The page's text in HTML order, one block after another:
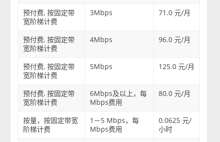
预付费, 按固定带
宽阶梯计费
3Mbps 71.0 元/月
预付费, 按固定带
宽阶梯计费
4Mbps 96.0 元/月
预付费, 按固定带
宽阶梯计费
5Mbps 125.0 元/月
预付费, 按固定带
宽阶梯计费
6Mbps及以上，每
Mbps费用
80.0 元/月
按量，按固定带宽
阶梯计费
1－5 Mbps，每
Mbps费用
0.0625 元/
小时